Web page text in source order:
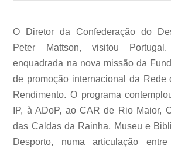
O Diretor da Confederação do
Peter Mattson, visitou
enquadrada na nova missão da
de promoção internacional da Rede
Rendimento. O programa
IP, à ADoP, ao CAR de Rio Maior,
das Caldas da Rainha, Museu e
Desporto, numa articulação